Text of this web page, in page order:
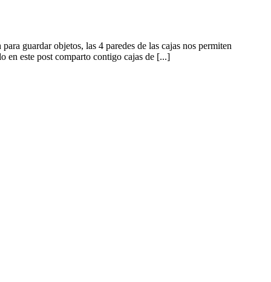
guardar objetos, las 4 paredes de las cajas nos permiten
en este post comparto contigo cajas de [...]